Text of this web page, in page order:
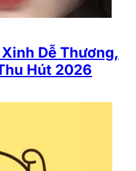
Dễ Thương,
Hút 2026